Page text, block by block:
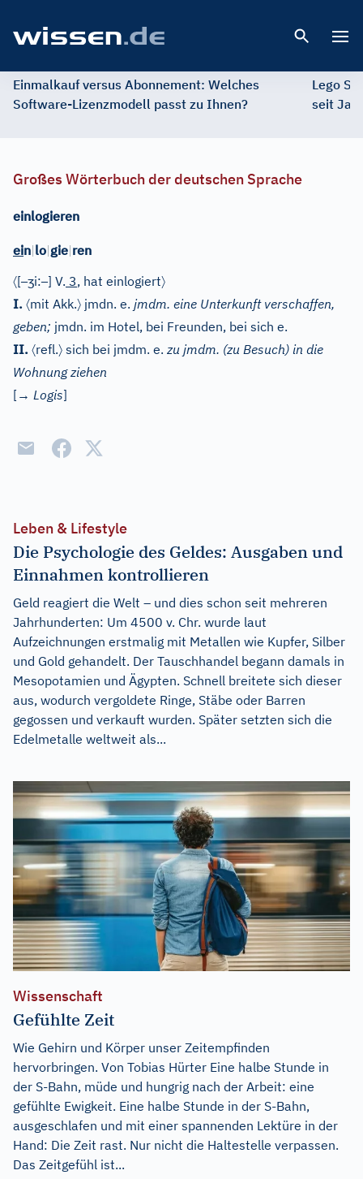
Einmalkauf versus Abonnement: Welches
Software-Lizenzmodell passt zu Ihnen?
Lego
seit
Großes Wörterbuch der deutschen Sprache
einlogieren
ein|lo|gie|ren
〈[–ʒi:–] V. 3, hat einlogiert〉
I. 〈mit Akk.〉 jmdn. e. jmdm. eine Unterkunft verschaffen,
geben; jmdn. im Hotel, bei Freunden, bei sich e.
II. 〈refl.〉 sich bei jmdm. e. zu jmdm. (zu Besuch) in die
Wohnung ziehen
[→ Logis]
Leben & Lifestyle
Die Psychologie des Geldes: Ausgaben und
Einnahmen kontrollieren
Geld reagiert die Welt – und dies schon seit mehreren
Jahrhunderten: Um 4500 v. Chr. wurde laut
Aufzeichnungen erstmalig mit Metallen wie Kupfer, Silber
und Gold gehandelt. Der Tauschhandel begann damals in
Mesopotamien und Ägypten. Schnell breitete sich dieser
aus, wodurch vergoldete Ringe, Stäbe oder Barren
gegossen und verkauft wurden. Später setzten sich die
Edelmetalle weltweit als...
Wissenschaft
Gefühlte Zeit
Wie Gehirn und Körper unser Zeitempfinden
hervorbringen. Von Tobias Hürter Eine halbe Stunde in
der S-Bahn, müde und hungrig nach der Arbeit: eine
gefühlte Ewigkeit. Eine halbe Stunde in der S-Bahn,
ausgeschlafen und mit einer spannenden Lektüre in der
Hand: Die Zeit rast. Nur nicht die Haltestelle verpassen.
Das Zeitgefühl ist...